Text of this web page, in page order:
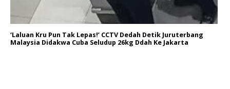
‘Laluan Kru Pun Tak Lepas!’ CCTV Dedah Detik Juruterbang
Malaysia Didakwa Cuba Seludup 26kg Ddah Ke Jakarta